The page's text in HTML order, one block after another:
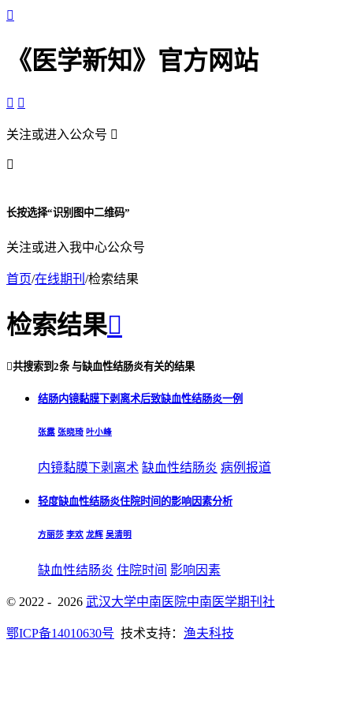

《医学新知》官方网站
 
关注或进入公众号 

长按选择“识别图中二维码”
关注或进入我中心公众号
首页/在线期刊 /检索结果
检索结果
共搜索到 2条与缺血性结肠炎有关的结果
结肠内镜黏膜下剥离术后致缺血性结肠炎一例
张露 张晓琦 叶小峰
内镜黏膜下剥离术 缺血性结肠炎 病例报道
轻度缺血性结肠炎住院时间的影响因素分析
方丽莎 李欢 龙辉 吴清明
缺血性结肠炎 住院时间 影响因素
© 2022 - 2026 武汉大学中南医院中南医学期刊社
鄂ICP备14010630号 技术支持： 渔夫科技